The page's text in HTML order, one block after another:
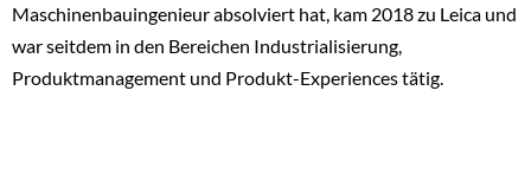
Maschinenbauingenieur absolviert hat, kam 2018 zu Leica und
war seitdem in den Bereichen Industrialisierung,
Produktmanagement und Produkt-Experiences tätig.